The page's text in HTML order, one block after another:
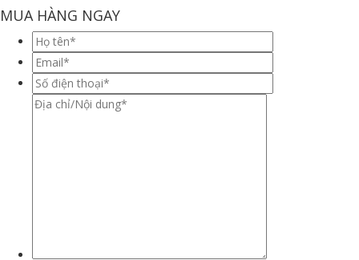
MUA HÀNG NGAY